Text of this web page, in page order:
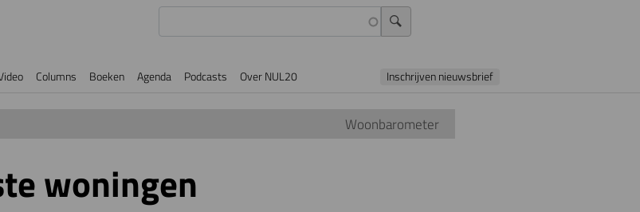
Columns Boeken Agenda Podcasts Over NUL20 Inschrijven nieuwsbrief
Woonbarometer
woningen